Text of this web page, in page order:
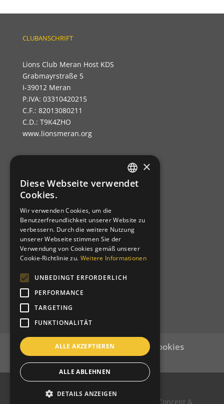
CLUBANSCHRIFT
Lions Club Meran Host KDS
Grabmayrstraße 5
I-39012 Meran
P.IVA: 03310420215
C.F.: 82013080211
C.D.: T9K4ZHO
www.lionsmeran.org
IBAN: IT39C0811258591000303200680
SWIFT-BIC: RZSBIT21101
Distrikt 108TA1
Clubcode: 21064
Homologiert am 12-03-1957
Charternight am 19-10-1957
Patenclub: Bolzano Bozen Host
Datenschutz Impressum
Cookies
Login
© Copyright Lions Club Meran/o Host Concept &
GERMAN
×
Diese Webseite verwendet
Cookies.
Wir verwenden Cookies, um die
Benutzerfreundlichkeit unserer Website zu
verbessern. Durch die weitere Nutzung
unserer Webseite stimmen Sie der
Verwendung von Cookies gemäß unserer
Cookie-Richtlinie zu. Weitere Informationen
UNBEDINGT ERFORDERLICH
PERFORMANCE
TARGETING
FUNKTIONALITÄT
ALLE AKZEPTIEREN
ALLE ABLEHNEN
DETAILS ANZEIGEN